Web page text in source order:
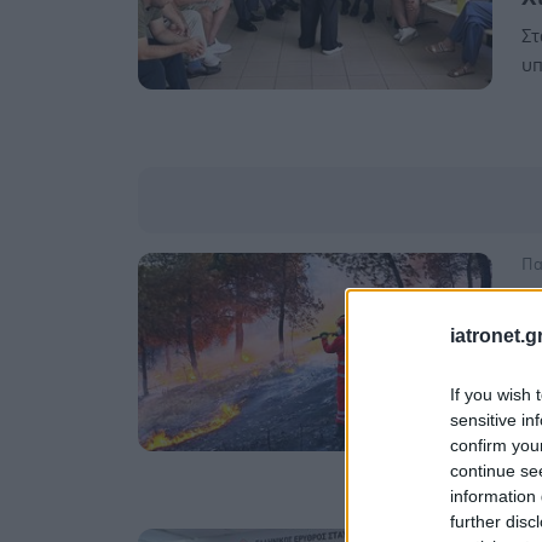
If you wish
sensitive
confirm
continue
information
further